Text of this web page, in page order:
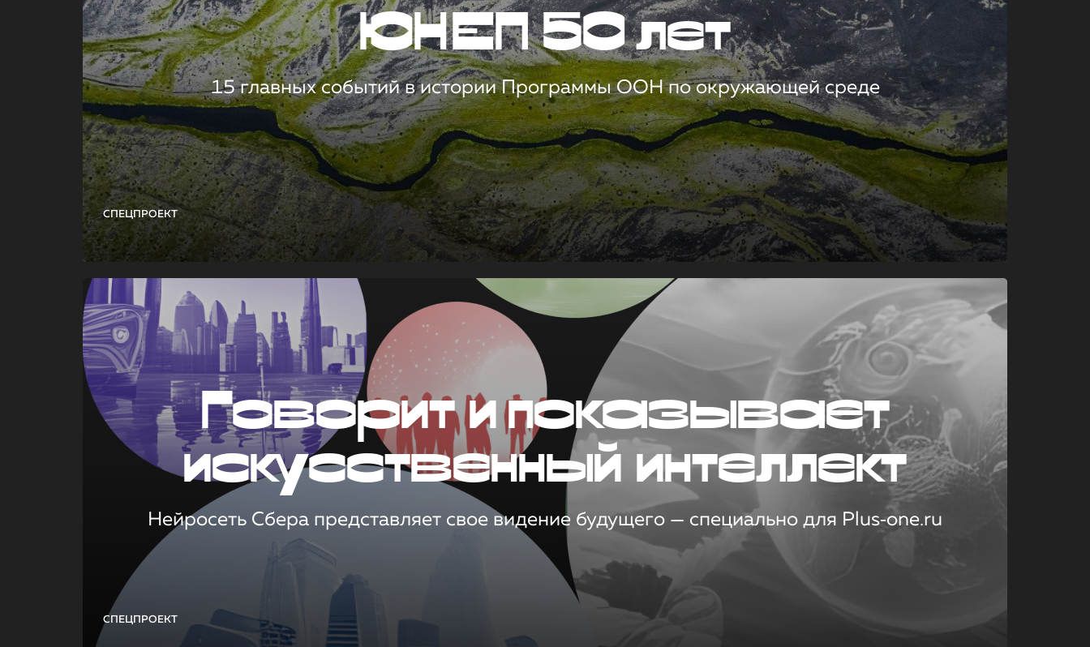
СПЕЦПРОЕКТ
ЮНЕП 50 лет
15 главных событий в истории Программы ООН по окружающей среде
СПЕЦПРОЕКТ
Говорит и показывает
искусственный интеллект
Нейросеть Сбера представляет свое видение будущего — специально для Plus‑one.ru